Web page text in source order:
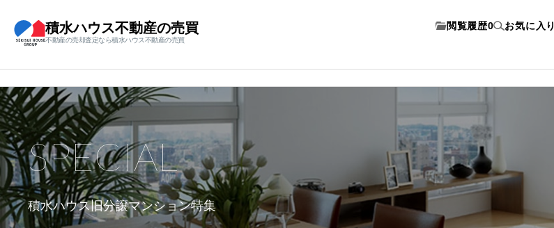
積水ハウス不動産の売買
不動産の売却査定なら積水ハウス不動産の売買
閲覧履歴0 お気に入り
積水ハウス旧分譲マンション特集
SPECIAL